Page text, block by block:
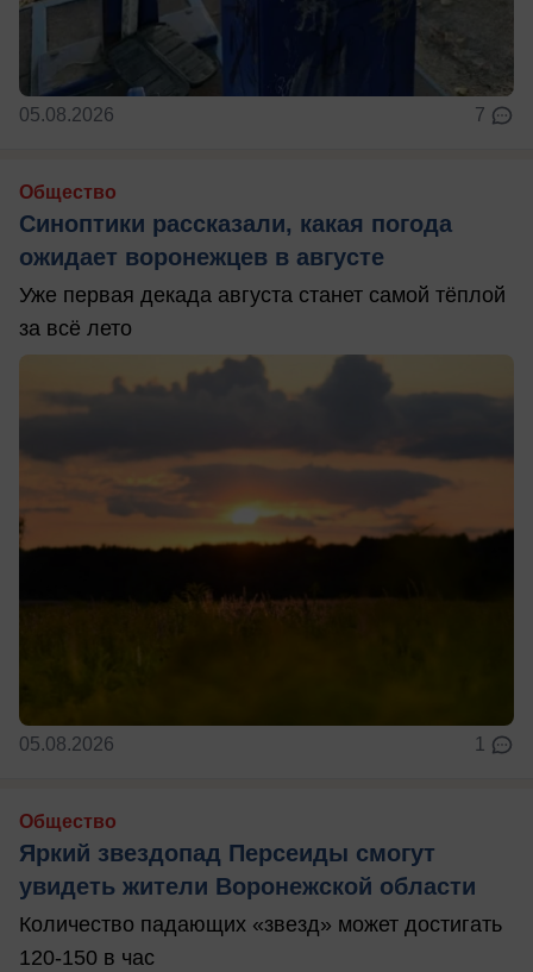
05.08.2026 7
Общество
Синоптики рассказали, какая погода
ожидает воронежцев в августе
Уже первая декада августа станет самой тёплой
за всё лето
05.08.2026 1
Общество
Яркий звездопад Персеиды смогут
увидеть жители Воронежской области
Количество падающих «звезд» может достигать
120-150 в час